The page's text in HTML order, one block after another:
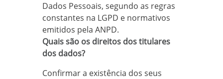
Dados Pessoais, segundo as regras
constantes na LGPD e normativos
emitidos pela ANPD.
Quais são os direitos dos titulares
dos dados?
Confirmar a existência dos seus